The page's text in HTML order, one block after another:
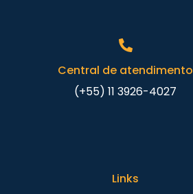
Central de atendimento
(+55) 11 3926-4027
Links